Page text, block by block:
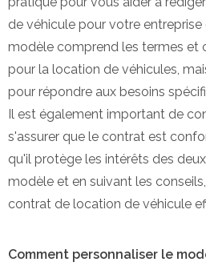
de véhicule pour votre
modèle comprend les termes et
pour la location de véhicules,
pour répondre aux besoins
Il est également important de
s'assurer que le contrat est
qu'il protège les intérêts des
modèle et en suivant les
contrat de location de véhicule
Comment personnaliser le